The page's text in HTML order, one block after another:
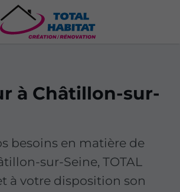
à Châtillon-sur-
besoins en matière de
sur-Seine, TOTAL
à votre disposition son